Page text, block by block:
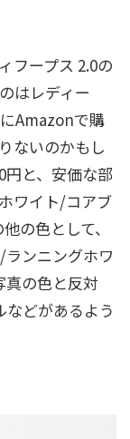
フープス 2.0の
はレディー
Amazonで購
ないのかもし
円と、安価な部
ワイト/コアブ
の色として、
ンニングホワ
の色と反対
などがあるよう